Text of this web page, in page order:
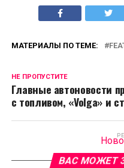
МАТЕРИАЛЫ ПО ТЕМЕ:
НЕ ПРОПУСТИТЕ
Главные автоновости
с топливом, «Volga» и
ВАС МОЖЕТ